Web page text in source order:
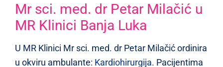
Mr sci. med. dr Petar Milačić u
MR Klinici Banja Luka
U MR Klinici Mr sci. med. dr Petar Milačić ordinira
u okviru ambulante: Kardiohirurgija. Pacijentima